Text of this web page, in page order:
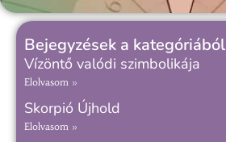
Bejegyzések a kategóriából
Vízöntő valódi szimbolikája
Elolvasom »
Skorpió Újhold
Elolvasom »